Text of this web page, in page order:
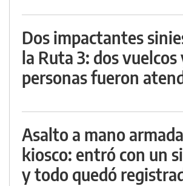
Dos impactantes
la Ruta 3: dos
personas fueron
Asalto a mano
kiosco: entró con un
y todo quedó